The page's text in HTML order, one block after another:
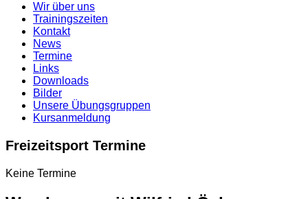
Wir über uns
Trainingszeiten
Kontakt
News
Termine
Links
Downloads
Bilder
Unsere Übungsgruppen
Kursanmeldung
Freizeitsport Termine
Keine Termine